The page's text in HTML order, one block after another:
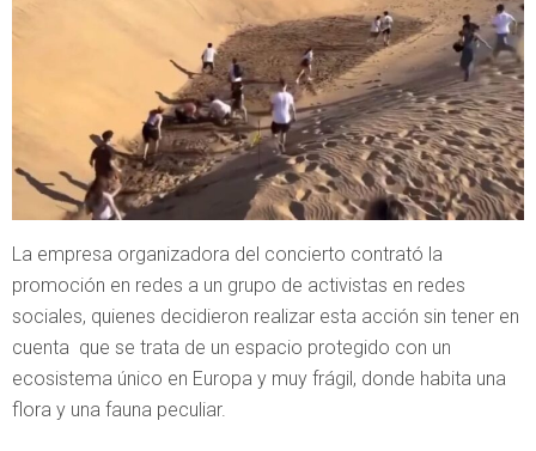
La empresa organizadora del concierto contrató la
promoción en redes a un grupo de activistas en redes
sociales, quienes decidieron realizar esta acción sin tener en
cuenta que se trata de un espacio protegido con un
ecosistema único en Europa y muy frágil, donde habita una
flora y una fauna peculiar.